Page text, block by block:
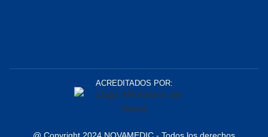
ACREDITADOS POR: